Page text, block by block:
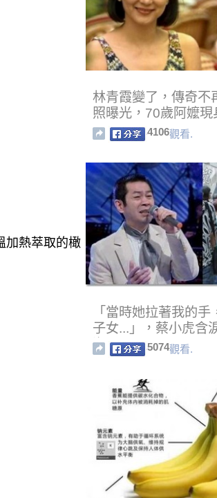
林青霞變了，傳奇不
照曝光，70歲阿嬤現
4106觀看.
「當時她拉著我的
子女...」，蔡小虎含
潮！
5074觀看.